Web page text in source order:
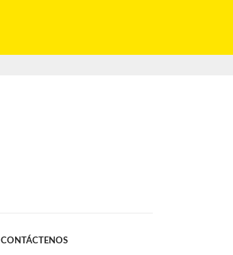
CONTÁCTENOS